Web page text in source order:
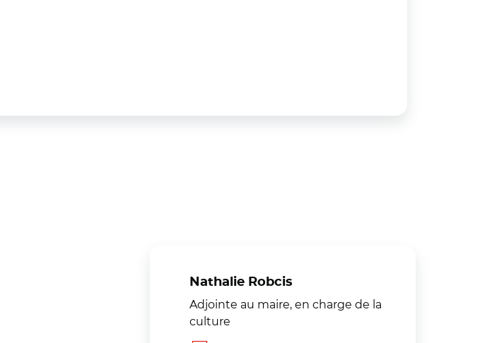
Nathalie Robcis
Adjointe au maire, en charge de la
culture